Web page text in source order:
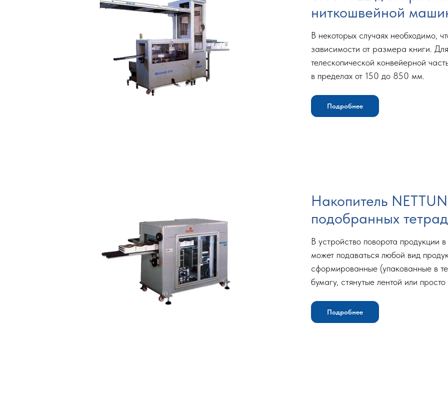
ниткошвейной
В некоторых случаях необходимо,
зависимости от размера книги.
телескопической конвейерной
в пределах от 150 до 850 мм.
Подробнее
Накопитель
подобранных
В устройство поворота продукции
может подаваться любой вид
сформированные (упакованные в
бумагу, стянутые лентой или
Подробнее